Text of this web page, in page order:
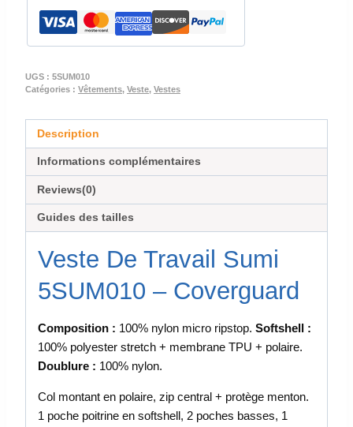
TRAVAIL
SUMI
UGS : 5SUM010
Catégories : Vêtements, Veste, Vestes
Description
Informations complémentaires
Reviews(0)
Guides des tailles
Veste De Travail Sumi
5SUM010 – Coverguard
Composition : 100% nylon micro ripstop. Softshell :
100% polyester stretch + membrane TPU + polaire.
Doublure : 100% nylon.
Col montant en polaire, zip central + protège menton.
1 poche poitrine en softshell, 2 poches basses, 1